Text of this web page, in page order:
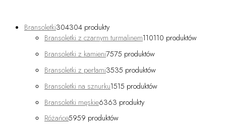
Bransoletki304304 produkty
Bransoletki z czarnym turmalinem110110 produktów
Bransoletki z kamieni7575 produktów
Bransoletki z perłami3535 produktów
Bransoletki na sznurku1515 produktów
Bransoletki męskie6363 produkty
Różańce5959 produktów